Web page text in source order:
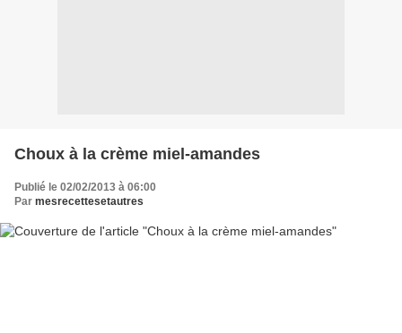
Choux à la crème miel-amandes
Publié le 02/02/2013 à 06:00
Par mesrecettesetautres